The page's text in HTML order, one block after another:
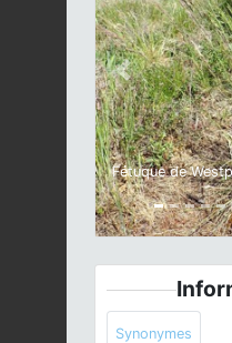
Fétuque de
Previous
Synonymes